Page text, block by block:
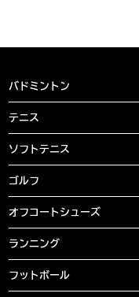
バドミントン
テニス
ソフトテニス
ゴルフ
オフコートシューズ
ランニング
フットボール